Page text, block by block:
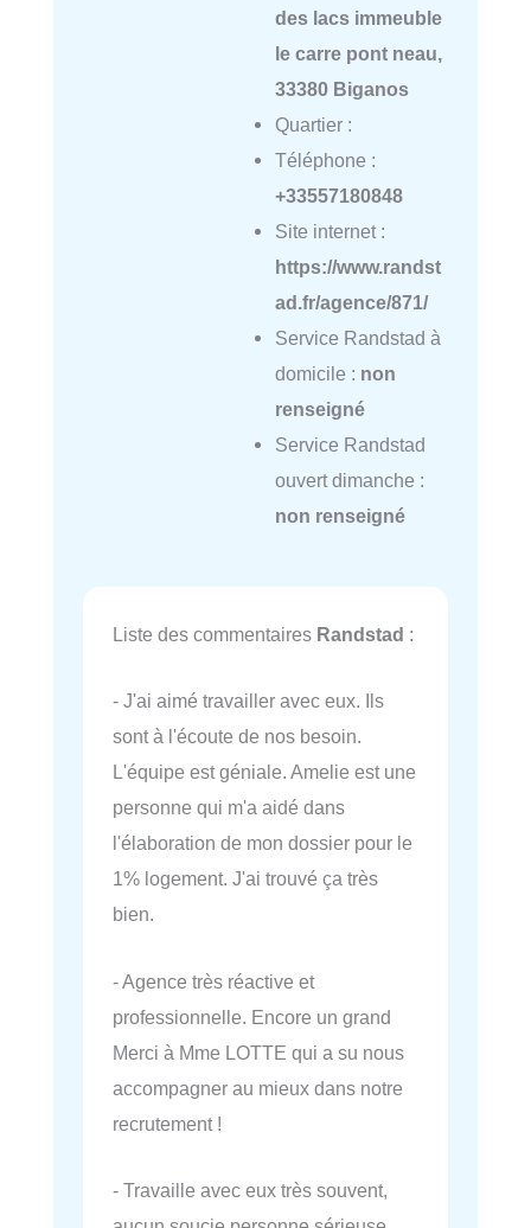
des lacs immeuble
le carre pont neau,
33380 Biganos
Quartier :
Téléphone :
+33557180848
Site internet :
https://www.randst
ad.fr/agence/871/
Service Randstad à
domicile : non
renseigné
Service Randstad
ouvert dimanche :
non renseigné
Liste des commentaires Randstad :
- J'ai aimé travailler avec eux. Ils
sont à l'écoute de nos besoin.
L'équipe est géniale. Amelie est une
personne qui m'a aidé dans
l'élaboration de mon dossier pour le
1% logement. J'ai trouvé ça très
bien.
- Agence très réactive et
professionnelle. Encore un grand
Merci à Mme LOTTE qui a su nous
accompagner au mieux dans notre
recrutement !
- Travaille avec eux très souvent,